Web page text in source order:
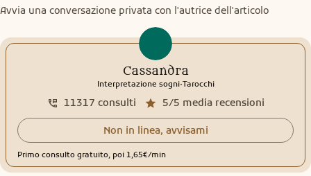
Avvia una conversazione privata con l'autrice dell'articolo
Cassandra
Interpretazione sogni.Tarocchi
5/5 media recensioni
11317 consulti
Non in linea, avvisami
Primo consulto gratuito, poi 1,65€/min